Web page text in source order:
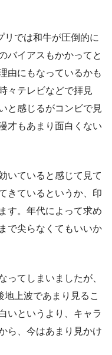
リでは和牛が圧倒的に
バイアスもかかってと
由にもなっているかも
々テレビなどで拝見
と感じるがコンビで見
才もあまり面白くない
いていると感じて見て
きているというか、印
す。年代によって求め
で尖らなくてもいいか
ってしまいましたが、
上波であまり見るこ
いというより、キャラ
ら、今はあまり見かけ